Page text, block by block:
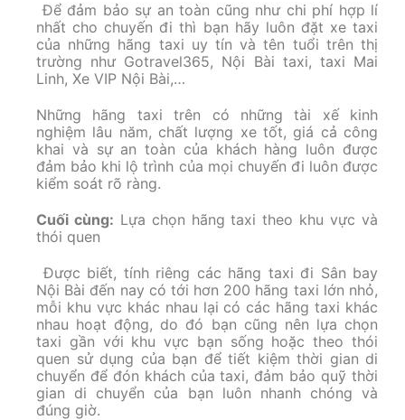
Để đảm bảo sự an toàn cũng như chi phí hợp lí
nhất cho chuyến đi thì bạn hãy luôn đặt xe taxi
của những hãng taxi uy tín và tên tuổi trên thị
trường như Gotravel365, Nội Bài taxi, taxi Mai
Linh, Xe VIP Nội Bài,…
Những hãng taxi trên có những tài xế kinh
nghiệm lâu năm, chất lượng xe tốt, giá cả công
khai và sự an toàn của khách hàng luôn được
đảm bảo khi lộ trình của mọi chuyến đi luôn được
kiểm soát rõ ràng.
Cuối cùng: Lựa chọn hãng taxi theo khu vực và
thói quen
Được biết, tính riêng các hãng taxi đi Sân bay
Nội Bài đến nay có tới hơn 200 hãng taxi lớn nhỏ,
mỗi khu vực khác nhau lại có các hãng taxi khác
nhau hoạt động, do đó bạn cũng nên lựa chọn
taxi gần với khu vực bạn sống hoặc theo thói
quen sử dụng của bạn để tiết kiệm thời gian di
chuyển để đón khách của taxi, đảm bảo quỹ thời
gian di chuyển của bạn luôn nhanh chóng và
đúng giờ.